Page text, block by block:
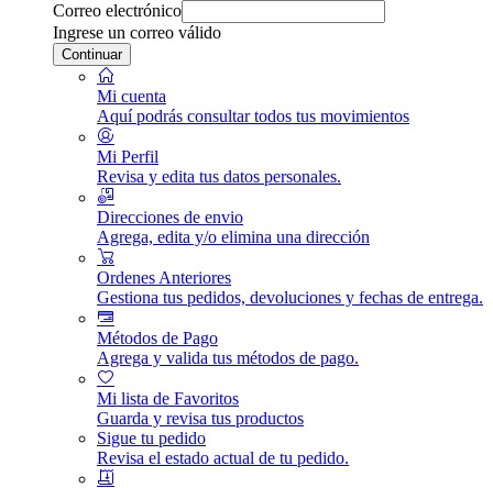
Correo electrónico
Ingrese un correo válido
Continuar
Mi cuenta
Aquí podrás consultar todos tus movimientos
Mi Perfil
Revisa y edita tus datos personales.
Direcciones de envio
Agrega, edita y/o elimina una dirección
Ordenes Anteriores
Gestiona tus pedidos, devoluciones y fechas de entrega.
Métodos de Pago
Agrega y valida tus métodos de pago.
Mi lista de Favoritos
Guarda y revisa tus productos
Sigue tu pedido
Revisa el estado actual de tu pedido.